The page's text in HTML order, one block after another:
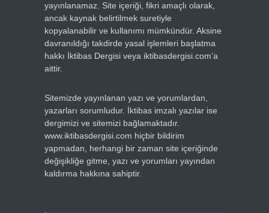
yayınlanamaz. Site içeriği, fikri amaçlı olarak,
ancak kaynak belirtilmek suretiyle
kopyalanabilir ve kullanımı mümkündür. Aksine
davranıldığı takdirde yasal işlemleri başlatma
hakkı İktibas Dergisi veya iktibasdergisi.com’a
aittir.
Sitemizde yayınlanan yazı ve yorumlardan,
yazarları sorumludur. İktibas imzalı yazılar ise
dergimizi ve sitemizi bağlamaktadır.
www.iktibasdergisi.com hiçbir bildirim
yapmadan, herhangi bir zaman site içeriğinde
değişikliğe gitme, yazı ve yorumları yayından
kaldırma hakkına sahiptir.